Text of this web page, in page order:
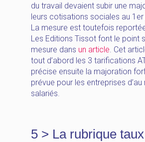
du travail devaient subir une
leurs cotisations sociales au 1er
La mesure est toutefois
Les Editions Tissot font le point
mesure dans un article. Cet
tout d’abord les 3 tarifications
précise ensuite la majoration
prévue pour les entreprises
salariés.
5 > La rubrique